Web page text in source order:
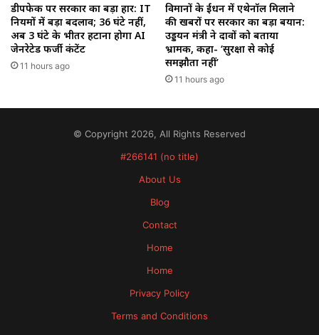
डीपफेक पर सरकार का बड़ा प्रहार: IT
नियमों में बड़ा बदलाव; 36 घंटे नहीं,
अब 3 घंटे के भीतर हटाना होगा AI
जेनरेटेड फर्जी कंटेंट
11 hours ago
विमानों के ईंधन में एथेनॉल मिलाने
की खबरों पर सरकार का बड़ा बयान:
उड्डयन मंत्री ने दावों को बताया
भ्रामक, कहा- ‘सुरक्षा से कोई
समझौता नहीं’
11 hours ago
© Copyright 2026, All Rights Reserved
#266141 (no title)
About Us
Blog
Contact
Home
Home
Privacy Policy
Terms and Conditions